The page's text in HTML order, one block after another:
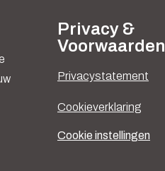
Privacy &
Voorwaarden
Privacystatement
Cookieverklaring
Cookie instellingen